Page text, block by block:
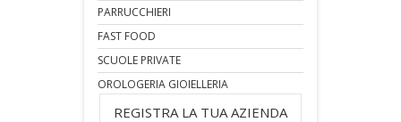
PARRUCCHIERI
FAST FOOD
SCUOLE PRIVATE
OROLOGERIA GIOIELLERIA
REGISTRA LA TUA AZIENDA